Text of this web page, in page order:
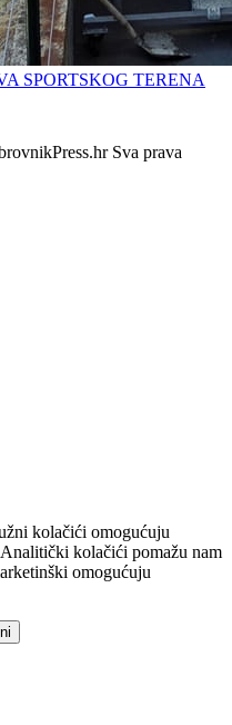
SPORTSKOG TERENA
Sva prava
kolačići omogućuju
kolačići pomažu nam
omogućuju